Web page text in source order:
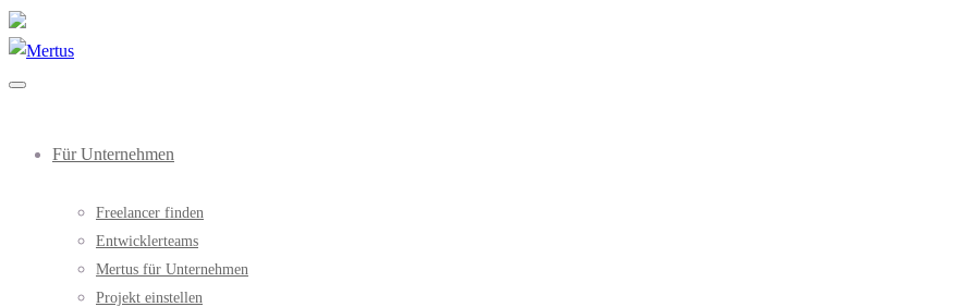
Für Unternehmen
Freelancer finden
Entwicklerteams
Mertus für Unternehmen
Projekt einstellen